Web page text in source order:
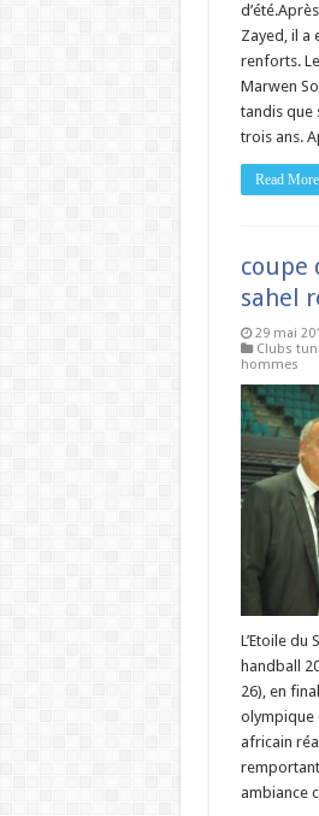
Zayed, il a
renforts.
Marwen
tandis que
trois ans.
Read
coupe
sahel
29 mai
Clubs
hommes
L’Etoile
handball
26), en
olympique
africain
ambiance